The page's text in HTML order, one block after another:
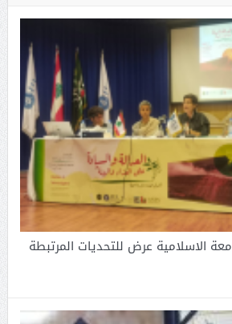
الاسلامية عرض للتحديات المرتبطة